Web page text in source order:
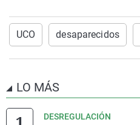
UCO desaparecidos
LO MÁS
DESREGULACIÓN